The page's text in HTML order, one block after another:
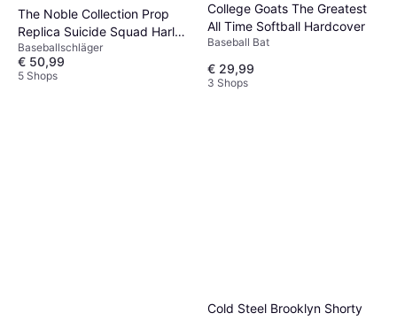
The Noble Collection Prop
Replica Suicide Squad Harley
Quinn Baseball Bat
Baseballschläger
€ 50,99
5 Shops
College Goats The Greatest
All Time Softball Hardcover
Baseball Bat
€ 29,99
3 Shops
Cold Steel Brooklyn Shorty